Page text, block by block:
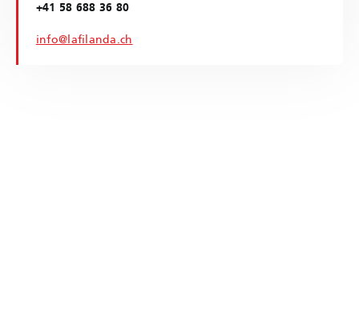
+41 58 688 36 80
info@lafilanda.ch